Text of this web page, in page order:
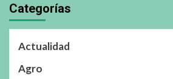
Categorías
Actualidad
Agro